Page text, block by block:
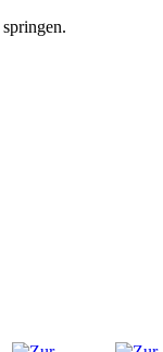
springen.